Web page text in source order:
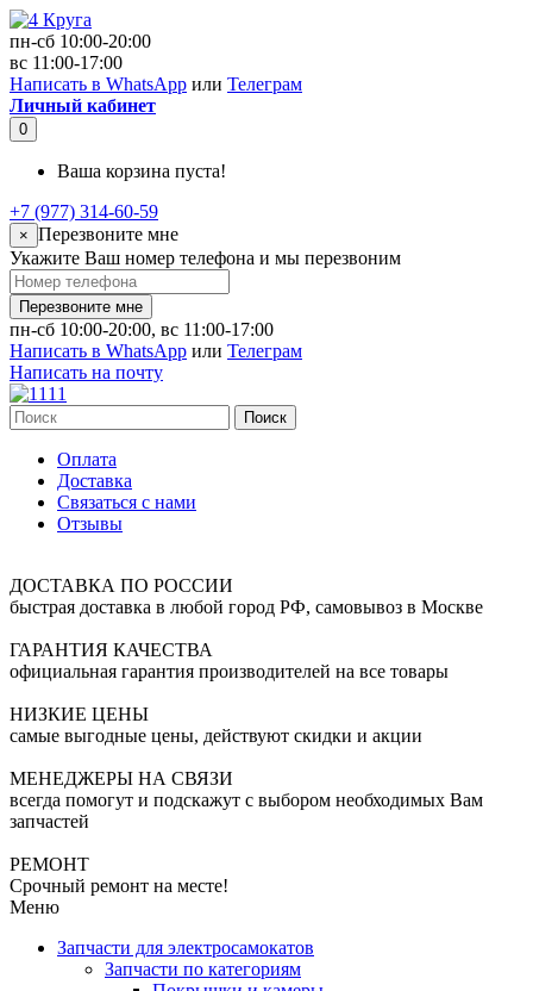
пн-сб 10:00-20:00
вс 11:00-17:00
Написать в WhatsApp или Телеграм
Личный кабинет
0
Ваша корзина пуста!
+7 (977) 314-60-59
× Перезвоните мне
Укажите Ваш номер телефона и мы перезвоним
Перезвоните мне
пн-сб 10:00-20:00, вс 11:00-17:00
Написать в WhatsApp или Телеграм
Написать на почту
Поиск
Оплата
Доставка
Связаться с нами
Отзывы
ДОСТАВКА ПО РОССИИ
быстрая доставка в любой город РФ, самовывоз в Москве
ГАРАНТИЯ КАЧЕСТВА
официальная гарантия производителей на все товары
НИЗКИЕ ЦЕНЫ
самые выгодные цены, действуют скидки и акции
МЕНЕДЖЕРЫ НА СВЯЗИ
всегда помогут и подскажут с выбором необходимых Вам
запчастей
РЕМОНТ
Срочный ремонт на месте!
Меню
Запчасти для электросамокатов
Запчасти по категориям